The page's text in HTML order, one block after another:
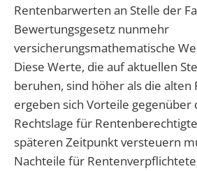
Rentenbarwerten an Stelle der
Bewertungsgesetz nunmehr
versicherungsmathematische
Diese Werte, die auf aktuellen
beruhen, sind höher als die alten
ergeben sich Vorteile gegenüber
Rechtslage für
späteren Zeitpunkt versteuern
Nachteile für